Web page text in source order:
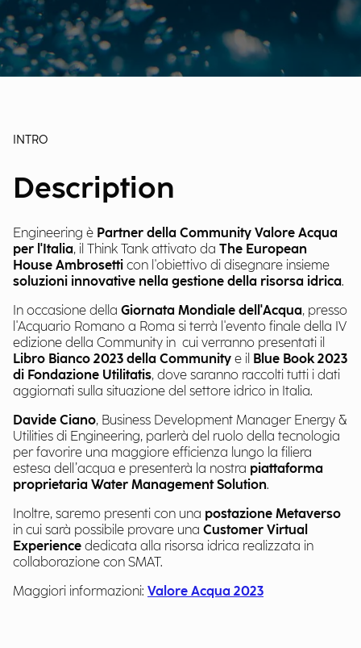
INTRO
Description
Engineering è Partner della Community Valore Acqua
per l'Italia, il Think Tank attivato da The European
House Ambrosetti con l'obiettivo di disegnare insieme
soluzioni innovative nella gestione della risorsa idrica.
In occasione della Giornata Mondiale dell'Acqua, presso
l'Acquario Romano a Roma si terrà l'evento finale della IV
edizione della Community in cui verranno presentati il
Libro Bianco 2023 della Community e il Blue Book 2023
di Fondazione Utilitatis, dove saranno raccolti tutti i dati
aggiornati sulla situazione del settore idrico in Italia.
Davide Ciano, Business Development Manager Energy &
Utilities di Engineering, parlerà del ruolo della tecnologia
per favorire una maggiore efficienza lungo la filiera
estesa dell’acqua e presenterà la nostra piattaforma
proprietaria Water Management Solution.
Inoltre, saremo presenti con una postazione Metaverso
in cui sarà possibile provare una Customer Virtual
Experience dedicata alla risorsa idrica realizzata in
collaborazione con SMAT.
Maggiori informazioni: Valore Acqua 2023